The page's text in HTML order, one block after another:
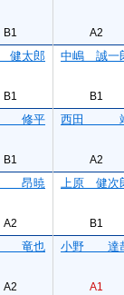
B1 A2
健太郎
B1
中嶋 誠一
B1
平
B1
西田
A2
昂暁
A2
上原 健次
B1
竜也
A2
小野 達
A1